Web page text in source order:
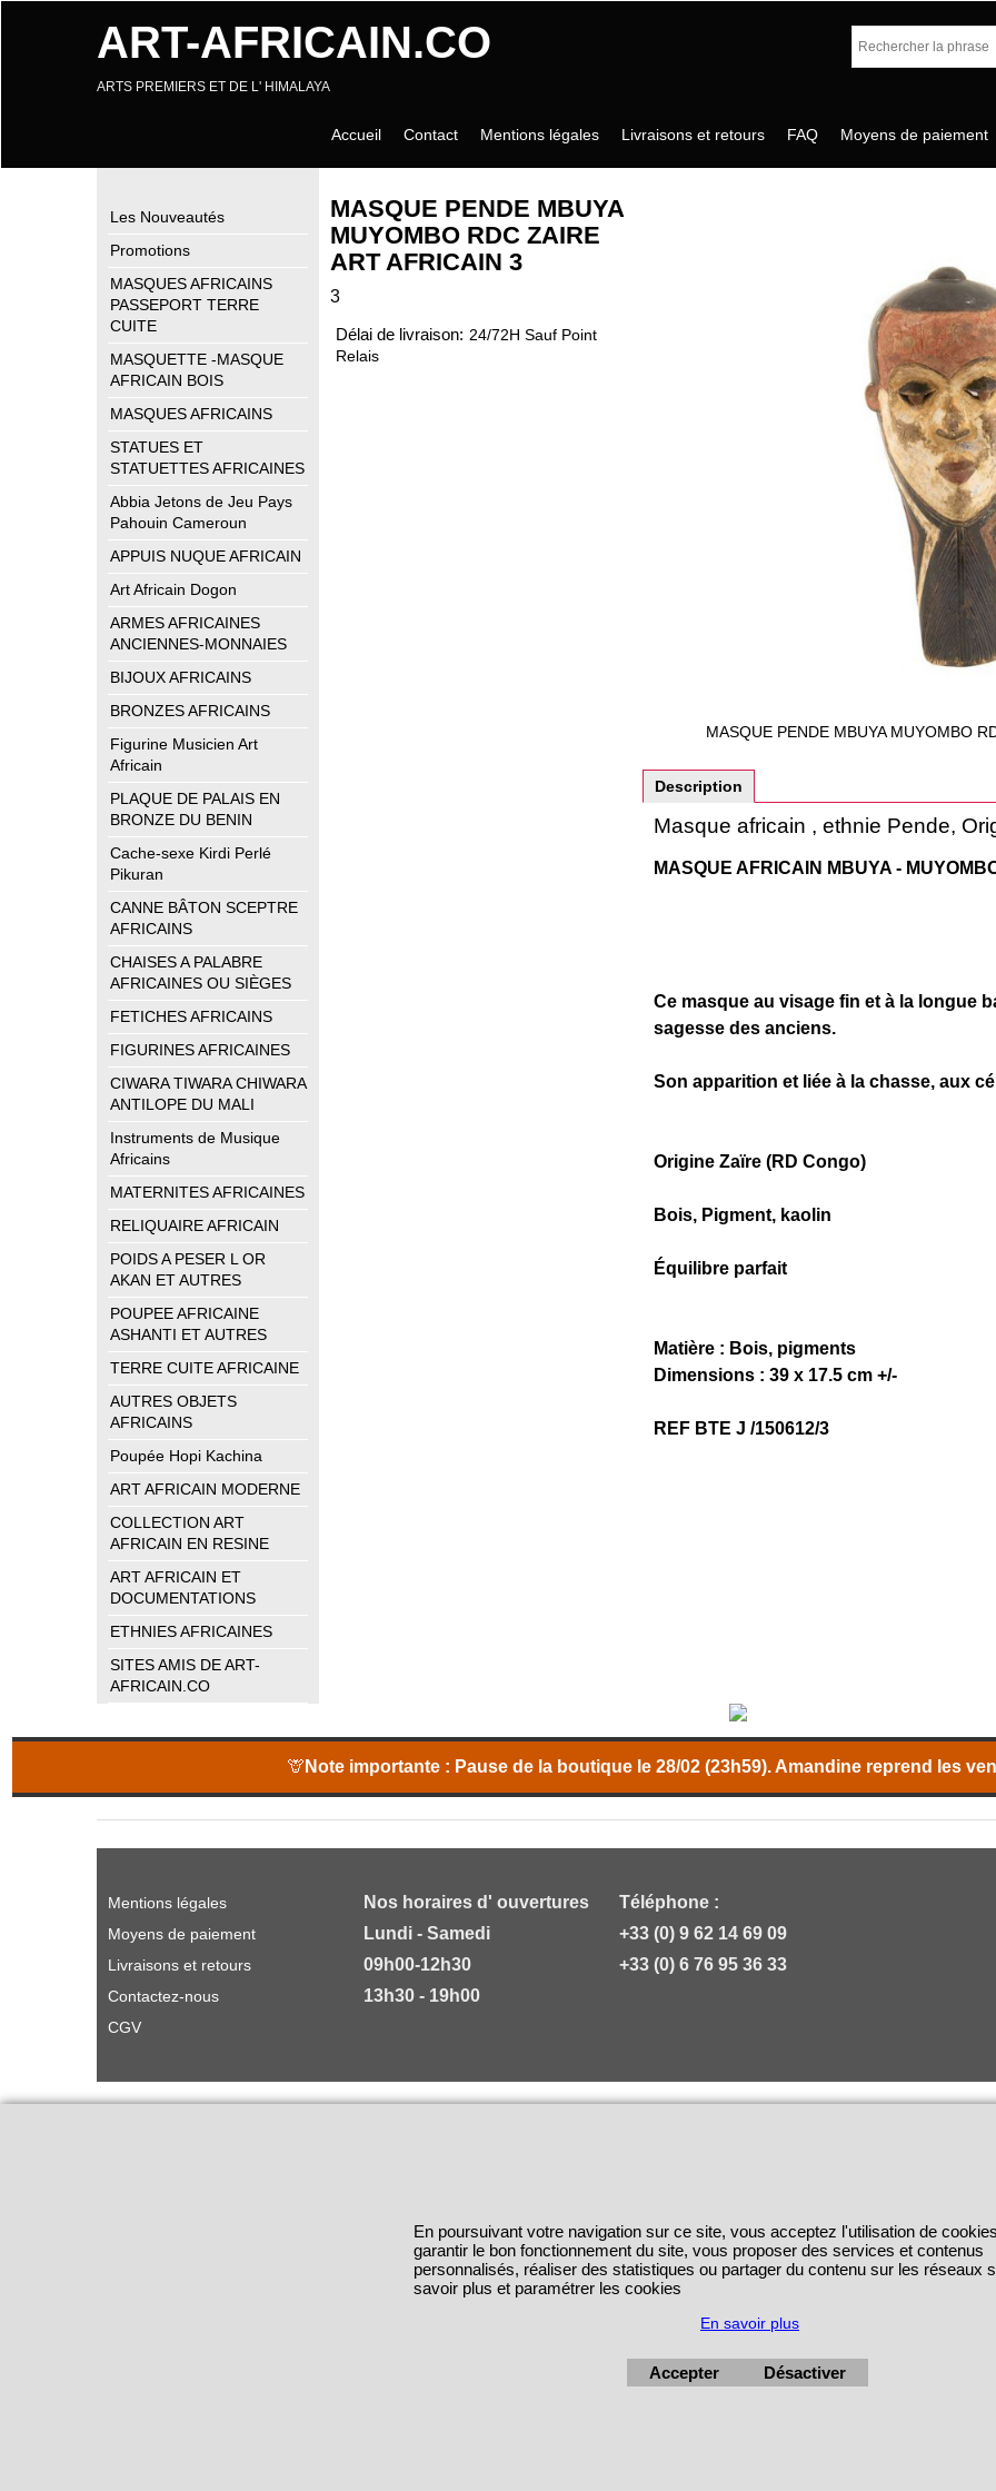
ART-AFRICAIN.CO
ARTS PREMIERS ET DE L' HIMALAYA
Accueil Contact Mentions légales Livraisons et retours FAQ Moyens de paiement
Les Nouveautés
Promotions
MASQUES AFRICAINS
PASSEPORT TERRE
CUITE
MASQUETTE -MASQUE
AFRICAIN BOIS
MASQUES AFRICAINS
STATUES ET
STATUETTES AFRICAINES
Abbia Jetons de Jeu Pays
Pahouin Cameroun
APPUIS NUQUE AFRICAIN
Art Africain Dogon
ARMES AFRICAINES
ANCIENNES-MONNAIES
BIJOUX AFRICAINS
BRONZES AFRICAINS
Figurine Musicien Art
Africain
PLAQUE DE PALAIS EN
BRONZE DU BENIN
Cache-sexe Kirdi Perlé
Pikuran
CANNE BÂTON SCEPTRE
AFRICAINS
CHAISES A PALABRE
AFRICAINES OU SIÈGES
FETICHES AFRICAINS
FIGURINES AFRICAINES
CIWARA TIWARA CHIWARA
ANTILOPE DU MALI
Instruments de Musique
Africains
MATERNITES AFRICAINES
RELIQUAIRE AFRICAIN
POIDS A PESER L OR
AKAN ET AUTRES
POUPEE AFRICAINE
ASHANTI ET AUTRES
TERRE CUITE AFRICAINE
AUTRES OBJETS
AFRICAINS
Poupée Hopi Kachina
ART AFRICAIN MODERNE
COLLECTION ART
AFRICAIN EN RESINE
ART AFRICAIN ET
DOCUMENTATIONS
ETHNIES AFRICAINES
SITES AMIS DE ART-
AFRICAIN.CO
MASQUE PENDE MBUYA MUYOMBO
MASQUE PENDE MBUYA
MUYOMBO RDC ZAIRE
ART AFRICAIN 3
3
Délai de livraison: 24/72H Sauf Point
Relais
Description
Masque africain , ethnie Pende,
MASQUE AFRICAIN MBUYA -
Ce masque au visage fin et à la longue
sagesse des anciens.
Son apparition et liée à la chasse, aux
Origine Zaïre (RD Congo)
Bois, Pigment, kaolin
Équilibre parfait
Matière : Bois, pigments
Dimensions : 39 x 17.5 cm +/-
REF BTE J /150612/3
🦒 Note importante : Pause de la boutique le 28/02 (23h59). Amandine reprend les
Mentions légales
Moyens de paiement
Livraisons et retours
Contactez-nous
CGV
Nos horaires d' ouvertures
Lundi - Samedi
09h00-12h30
13h30 - 19h00
Téléphone :
+33 (0) 9 62 14 69 09
+33 (0) 6 76 95 36 33
En poursuivant votre navigation sur ce site, vous acceptez l'utilisation de
garantir le bon fonctionnement du site, vous proposer des services et contenus
personnalisés, réaliser des statistiques ou partager du contenu sur les réseaux
savoir plus et paramétrer les cookies
En savoir plus
Accepter Désactiver